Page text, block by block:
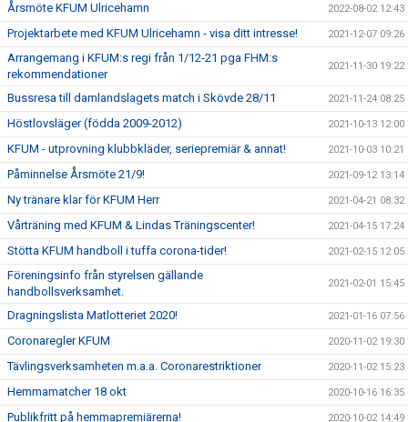
Årsmöte KFUM Ulricehamn 2022-08-02 12:43
Projektarbete med KFUM Ulricehamn - visa ditt intresse! 2021-12-07 09:26
Arrangemang i KFUM:s regi från 1/12-21 pga FHM:s
rekommendationer
2021-11-30 19:22
Bussresa till damlandslagets match i Skövde 28/11 2021-11-24 08:25
Höstlovsläger (födda 2009-2012) 2021-10-13 12:00
KFUM - utprovning klubbkläder, seriepremiär & annat! 2021-10-03 10:21
Påminnelse Årsmöte 21/9! 2021-09-12 13:14
Ny tränare klar för KFUM Herr 2021-04-21 08:32
Vårträning med KFUM & Lindas Träningscenter! 2021-04-15 17:24
Stötta KFUM handboll i tuffa corona-tider! 2021-02-15 12:05
Föreningsinfo från styrelsen gällande
handbollsverksamhet.
2021-02-01 15:45
Dragningslista Matlotteriet 2020! 2021-01-16 07:56
Coronaregler KFUM 2020-11-02 19:30
Tävlingsverksamheten m.a.a. Coronarestriktioner 2020-11-02 15:23
Hemmamatcher 18 okt 2020-10-16 16:35
Publikfritt på hemmapremiärerna! 2020-10-02 14:49